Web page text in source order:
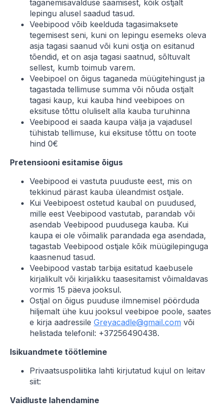
taganemisavalduse saamisest, kõik ostjalt
lepingu alusel saadud tasud.
Veebipood võib keelduda tagasimaksete
tegemisest seni, kuni on lepingu esemeks oleva
asja tagasi saanud või kuni ostja on esitanud
tõendid, et on asja tagasi saatnud, sõltuvalt
sellest, kumb toimub varem.
Veebipoel on õigus taganeda müügitehingust ja
tagastada tellimuse summa või nõuda ostjalt
tagasi kaup, kui kauba hind veebipoes on
eksituse tõttu oluliselt alla kauba turuhinna
Veebipood ei saada kaupa välja ja vajadusel
tühistab tellimuse, kui eksituse tõttu on toote
hind 0€
Pretensiooni esitamise õigus
Veebipood ei vastuta puuduste eest, mis on
tekkinud pärast kauba üleandmist ostjale.
Kui Veebipoest ostetud kaubal on puudused,
mille eest Veebipood vastutab, parandab või
asendab Veebipood puudusega kauba. Kui
kaupa ei ole võimalik parandada ega asendada,
tagastab Veebipood ostjale kõik müügilepinguga
kaasnenud tasud.
Veebipood vastab tarbija esitatud kaebusele
kirjalikult või kirjalikku taasesitamist võimaldavas
vormis 15 päeva jooksul.
Ostjal on õigus puuduse ilmnemisel pöörduda
hiljemalt ühe kuu jooksul veebipoe poole, saates
e kirja aadressile Greyacadle@gmail.com või
helistada telefonil: +37256490438.
Isikuandmete töötlemine
Privaatsuspoliitika lahti kirjutatud kujul on leitav
siit:
Vaidluste lahendamine